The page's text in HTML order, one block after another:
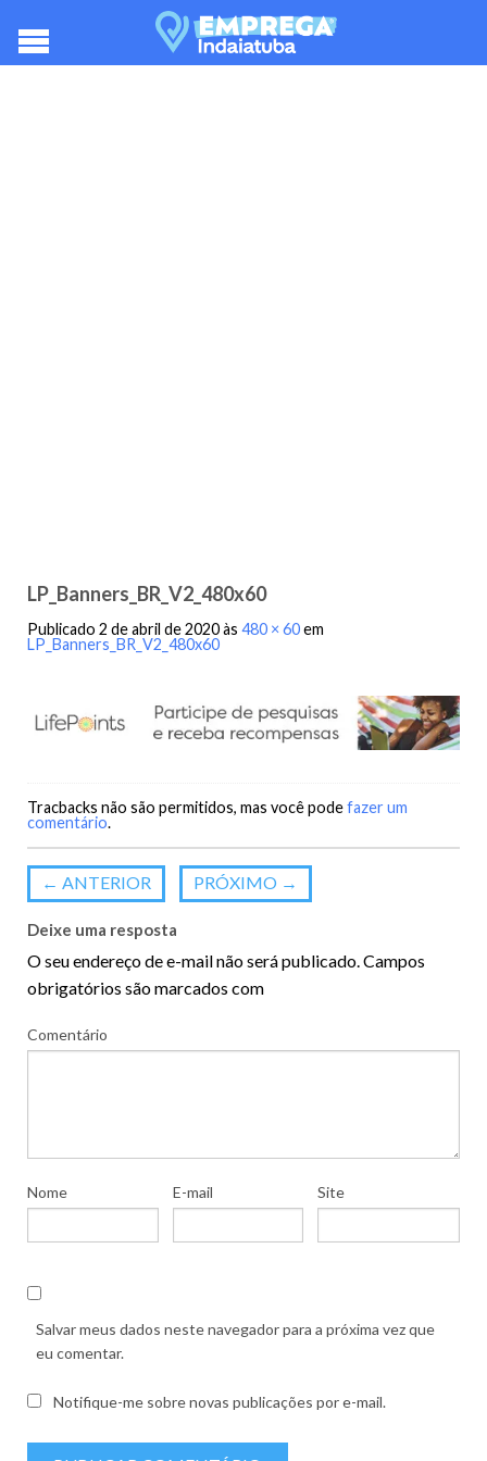
LP_Banners_BR_V2_480x60
Publicado 2 de abril de 2020às 480 × 60em
LP_Banners_BR_V2_480x60
Tracbacks não são permitidos, mas você podefazer um
comentário.
← ANTERIOR PRÓXIMO →
Deixe uma resposta
O seu endereço de e-mail não será publicado.Campos
obrigatórios são marcados com
Comentário
Nome E-mail Site
Salvar meus dados neste navegador para a próxima vez que
eu comentar.
Notifique-me sobre novas publicações por e-mail.